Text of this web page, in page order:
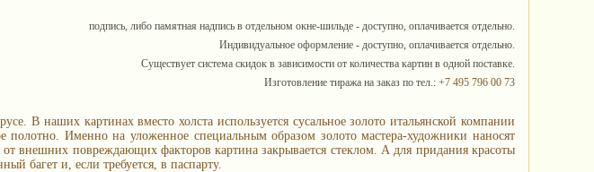
подпись, либо памятная надпись в отдельном окне-шильде - доступно, оплачивается отдельно.
Индивидуальное оформление - доступно, оплачивается отдельно.
Существует система скидок в зависимости от количества картин в одной поставке.
Изготовление тиража на заказ по тел.: +7 495 796 00 73
В наших картинах вместо холста используется сусальное золото итальянской компании
Именно на уложенное специальным образом золото мастера-художники наносят
внешних повреждающих факторов картина закрывается стеклом. А для придания красоты
багет и, если требуется, в паспарту.